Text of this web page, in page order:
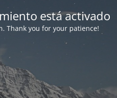
está activado
Thank you for your patience!